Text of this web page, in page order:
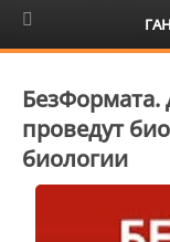
6+
проведут
биологии